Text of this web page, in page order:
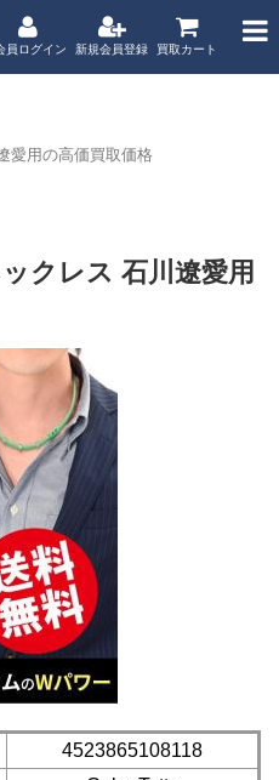
員ログイン 新規会員登録 買取カート
愛用の高価買取価格
クレス 石川遼愛用
4523865108118